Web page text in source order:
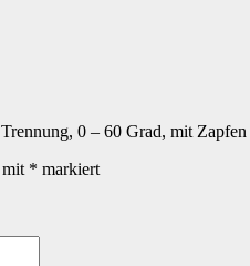
0 – 60 Grad, mit
* markiert